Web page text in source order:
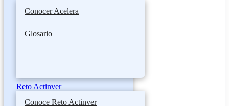
Conocer Acelera
Glosario
Reto Actinver
Conoce Reto Actinver